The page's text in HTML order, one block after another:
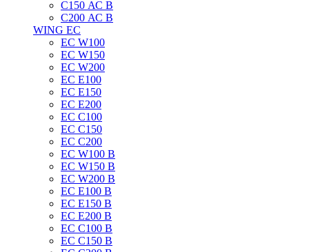
C150 АС B
C200 АС B
WING EC
ЕС W100
ЕС W150
ЕС W200
ЕС E100
ЕС E150
ЕС E200
ЕС C100
EC C150
ЕС C200
ЕС W100 B
ЕС W150 B
ЕС W200 B
ЕС E100 B
ЕС E150 B
ЕС E200 B
ЕС C100 B
EC C150 B